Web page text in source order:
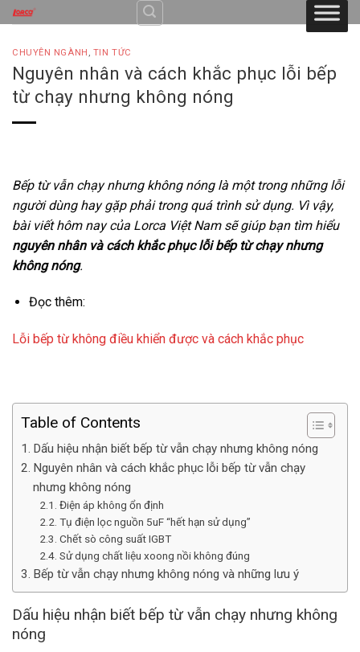
Skip
to
content
CHUYÊN NGÀNH , TIN TỨC
Nguyên nhân và cách khắc phục lỗi bếp
từ chạy nhưng không nóng
Bếp từ vẫn chạy nhưng không nóng là một trong những lỗi
người dùng hay gặp phải trong quá trình sử dụng. Vì vậy,
bài viết hôm nay của Lorca Việt Nam sẽ giúp bạn tìm hiểu
nguyên nhân và cách khắc phục lỗi bếp từ chạy nhưng
không nóng.
Đọc thêm:
Lỗi bếp từ không điều khiển được và cách khắc phục
Table of Contents
Dấu hiệu nhận biết bếp từ vẫn chạy nhưng không nóng
Nguyên nhân và cách khắc phục lỗi bếp từ vẫn chạy
nhưng không nóng
Điện áp không ổn định
Tụ điện lọc nguồn 5uF “hết hạn sử dụng”
Chết sò công suất IGBT
Sử dụng chất liệu xoong nồi không đúng
Bếp từ vẫn chạy nhưng không nóng và những lưu ý
Dấu hiệu nhận biết bếp từ vẫn chạy nhưng không
nóng